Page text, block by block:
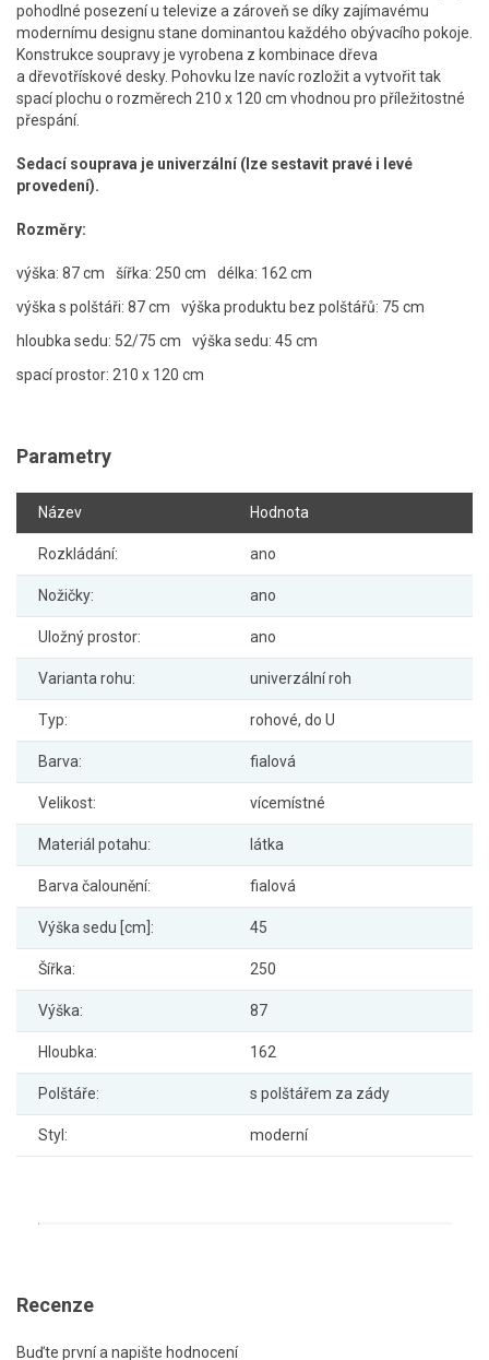
pohodlné posezení u televize a zároveň se díky zajímavému
modernímu designu stane dominantou každého obývacího pokoje.
Konstrukce soupravy je vyrobena z kombinace dřeva
a dřevotřískové desky. Pohovku lze navíc rozložit a vytvořit tak
spací plochu o rozměrech 210 x 120 cm vhodnou pro příležitostné
přespání.
Sedací souprava je univerzální (lze sestavit pravé i levé
provedení).
Rozměry:
výška: 87 cm šířka: 250 cm
délka: 162 cm
výška s polštáři: 87cm výška produktu bez polštářů: 75 cm
hloubka sedu: 52/75 cm výška sedu: 45 cm
spací prostor: 210 x 120 cm
Parametry
Název Hodnota
Rozkládání: ano
Nožičky: ano
Uložný prostor: ano
Varianta rohu: univerzální roh
Typ: rohové, do U
Barva: fialová
Velikost: vícemístné
Materiál potahu: látka
Barva čalounění: fialová
Výška sedu [cm]: 45
Šířka: 250
Výška: 87
Hloubka: 162
Polštáře: s polštářem za zády
Styl: moderní
Recenze
Buďte první a napište hodnocení